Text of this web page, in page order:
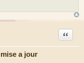
a jour
Citation